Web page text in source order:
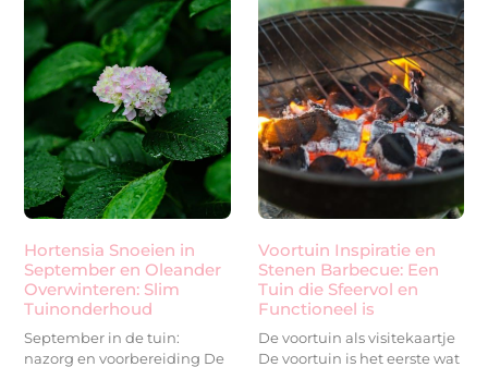
Hortensia Snoeien in
September en Oleander
Overwinteren: Slim
Tuinonderhoud
September in de tuin:
nazorg en voorbereiding De
Voortuin Inspiratie en
Stenen Barbecue: Een
Tuin die Sfeervol en
Functioneel is
De voortuin als visitekaartje
De voortuin is het eerste wat